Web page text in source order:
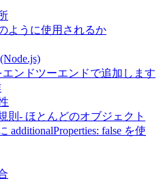
ように使用されるか
ンドツーエンドで追加します
則- ほとんどのオブジェクト
false を使